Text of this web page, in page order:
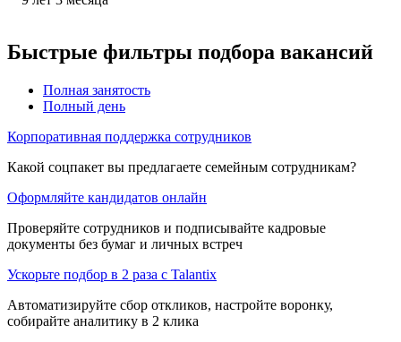
Быстрые фильтры подбора вакансий
Полная занятость
Полный день
Корпоративная поддержка сотрудников
Какой соцпакет вы предлагаете семейным сотрудникам?
Оформляйте кандидатов онлайн
Проверяйте сотрудников и подписывайте кадровые
документы без бумаг и личных встреч
Ускорьте подбор в 2 раза с Talantix
Автоматизируйте сбор откликов, настройте воронку,
собирайте аналитику в 2 клика